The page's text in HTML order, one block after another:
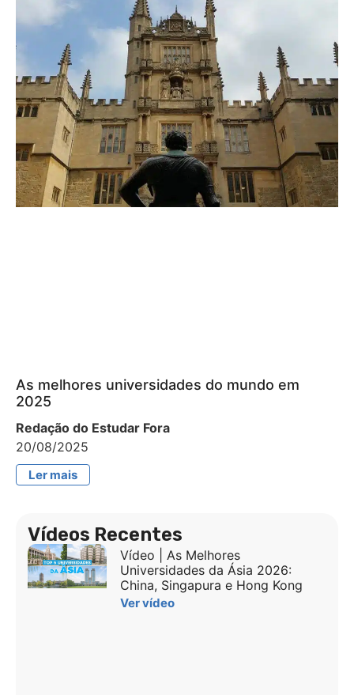
As melhores universidades do mundo em
2025
Redação do Estudar Fora
20/08/2025
Ler mais
Vídeos Recentes
Vídeo | As Melhores
Universidades da Ásia 2026:
China, Singapura e Hong Kong
Ver vídeo